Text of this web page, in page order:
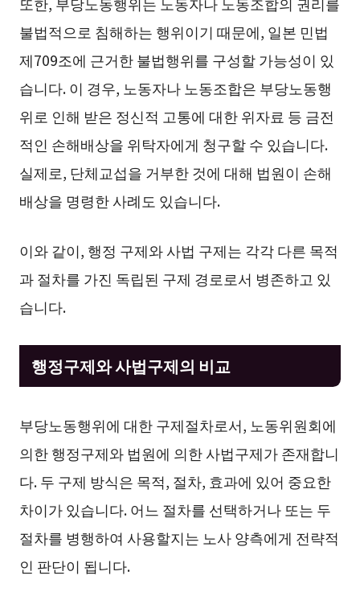
불법적으로 침해하는 행위이기 때문에, 일본 민법
제709조에 근거한 불법행위를 구성할 가능성이 있
습니다. 이 경우, 노동자나 노동조합은 부당노동행
위로 인해 받은 정신적 고통에 대한 위자료 등 금전
적인 손해배상을 위탁자에게 청구할 수 있습니다.
실제로, 단체교섭을 거부한 것에 대해 법원이 손해
배상을 명령한 사례도 있습니다.
이와 같이, 행정 구제와 사법 구제는 각각 다른 목적
과 절차를 가진 독립된 구제 경로로서 병존하고 있
습니다.
행정구제와 사법구제의 비교
부당노동행위에 대한 구제절차로서, 노동위원회에
의한 행정구제와 법원에 의한 사법구제가 존재합니
다. 두 구제 방식은 목적, 절차, 효과에 있어 중요한
차이가 있습니다. 어느 절차를 선택하거나 또는 두
절차를 병행하여 사용할지는 노사 양측에게 전략적
인 판단이 됩니다.